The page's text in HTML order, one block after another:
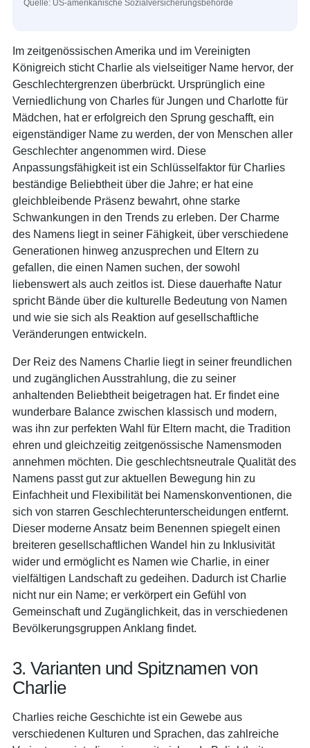
Quelle: US-amerikanische Sozialversicherungsbehörde
Im zeitgenössischen Amerika und im Vereinigten
Königreich sticht Charlie als vielseitiger Name hervor, der
Geschlechtergrenzen überbrückt. Ursprünglich eine
Verniedlichung von Charles für Jungen und Charlotte für
Mädchen, hat er erfolgreich den Sprung geschafft, ein
eigenständiger Name zu werden, der von Menschen aller
Geschlechter angenommen wird. Diese
Anpassungsfähigkeit ist ein Schlüsselfaktor für Charlies
beständige Beliebtheit über die Jahre; er hat eine
gleichbleibende Präsenz bewahrt, ohne starke
Schwankungen in den Trends zu erleben. Der Charme
des Namens liegt in seiner Fähigkeit, über verschiedene
Generationen hinweg anzusprechen und Eltern zu
gefallen, die einen Namen suchen, der sowohl
liebenswert als auch zeitlos ist. Diese dauerhafte Natur
spricht Bände über die kulturelle Bedeutung von Namen
und wie sie sich als Reaktion auf gesellschaftliche
Veränderungen entwickeln.
Der Reiz des Namens Charlie liegt in seiner freundlichen
und zugänglichen Ausstrahlung, die zu seiner
anhaltenden Beliebtheit beigetragen hat. Er findet eine
wunderbare Balance zwischen klassisch und modern,
was ihn zur perfekten Wahl für Eltern macht, die Tradition
ehren und gleichzeitig zeitgenössische Namensmoden
annehmen möchten. Die geschlechtsneutrale Qualität des
Namens passt gut zur aktuellen Bewegung hin zu
Einfachheit und Flexibilität bei Namenskonventionen, die
sich von starren Geschlechterunterscheidungen entfernt.
Dieser moderne Ansatz beim Benennen spiegelt einen
breiteren gesellschaftlichen Wandel hin zu Inklusivität
wider und ermöglicht es Namen wie Charlie, in einer
vielfältigen Landschaft zu gedeihen. Dadurch ist Charlie
nicht nur ein Name; er verkörpert ein Gefühl von
Gemeinschaft und Zugänglichkeit, das in verschiedenen
Bevölkerungsgruppen Anklang findet.
3. Varianten und Spitznamen von
Charlie
Charlies reiche Geschichte ist ein Gewebe aus
verschiedenen Kulturen und Sprachen, das zahlreiche